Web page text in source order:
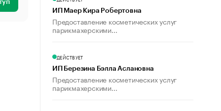
ИП Маер Кира Робертовна
Предоставление косметических услуг
парикмахерскими...
ДЕЙСТВУЕТ
ИП Березина Бэлла Аслановна
Предоставление косметических услуг
парикмахерскими...